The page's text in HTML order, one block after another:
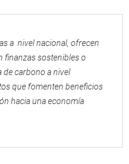
a nivel nacional, ofrecen
finanzas sostenibles o
de carbono a nivel
que fomenten beneficios
hacia una economía